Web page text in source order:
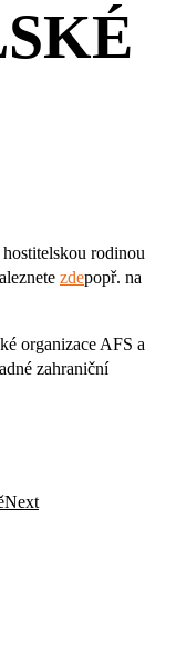
rodinou
zdepopř. na
organizace AFS a
zahraniční
Next